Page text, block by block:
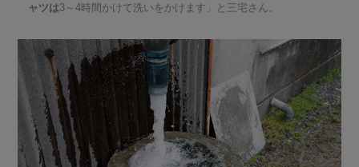
ャツは3～4時間かけて洗いをかけます」と三宅さん。